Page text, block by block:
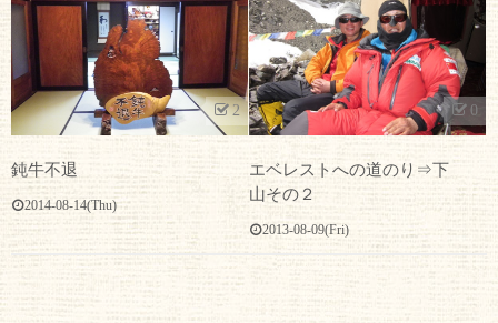
2
鈍牛不退
2014-08-14(Thu)
0
エベレストへの道のり⇒下
山その２
2013-08-09(Fri)